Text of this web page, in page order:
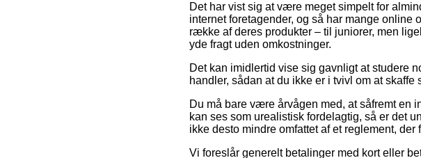
Det har vist sig at være meget simpelt for
internet foretagender, og så har mange
række af deres produkter – til juniorer, men
yde fragt uden omkostninger.
Det kan imidlertid vise sig gavnligt at studere
handler, sådan at du ikke er i tvivl om at skaffe
Du må bare være årvågen med, at såfremt en
kan ses som urealistisk fordelagtig, så er det
ikke desto mindre omfattet af et reglement,
Vi foreslår generelt betalinger med kort eller